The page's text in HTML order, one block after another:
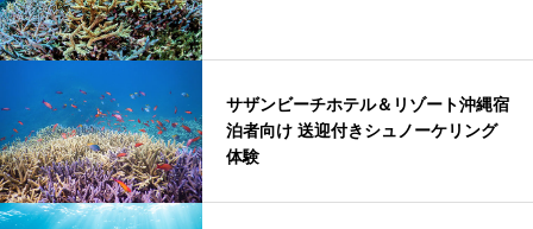
サザンビーチホテル＆リゾート沖縄宿
泊者向け 送迎付きシュノーケリング
体験